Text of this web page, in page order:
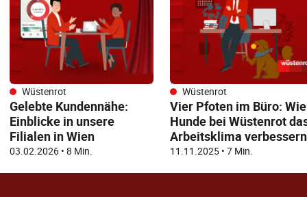
Wüstenrot
Gelebte Kundennähe:
Einblicke in unsere
Filialen in Wien
03.02.2026• 8 Min.
Wüstenrot
Vier Pfoten im Büro: Wie
Hunde bei Wüstenrot
Arbeitsklima verbessern
11.11.2025 • 7 Min.